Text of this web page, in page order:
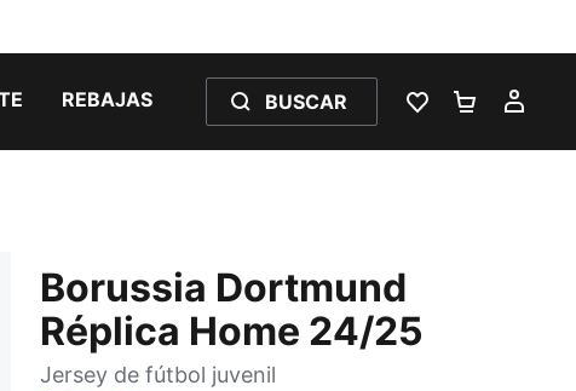
REBAJAS BUSCAR
LISTA DE
Borussia Dortmund
Réplica Home 24/25
Jersey de fútbol juvenil